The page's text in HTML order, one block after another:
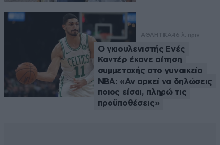
ΑΘΛΗΤΙΚΑ46 λ. πριν
Ο γκιουλενιστής Ενές
Καντέρ έκανε αίτηση
συμμετοχής στο γυναικείο
ΝΒΑ: «Αν αρκεί να δηλώσεις
ποιος είσαι, πληρώ τις
προϋποθέσεις»